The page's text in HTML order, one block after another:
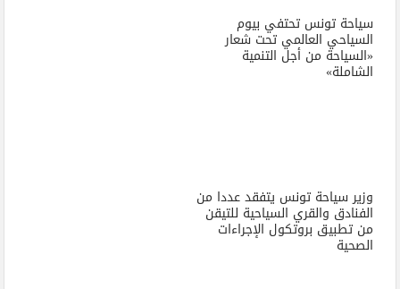
سياحة تونس تحتفي بيوم
السياحي العالمي تحت شعار
«السياحة من أجل التنمية
الشاملة»
وزير سياحة تونس يتفقد عددا من
الفنادق والقري السياحية للتيقن
من تطبيق بروتكول الإجراءات
الصحية